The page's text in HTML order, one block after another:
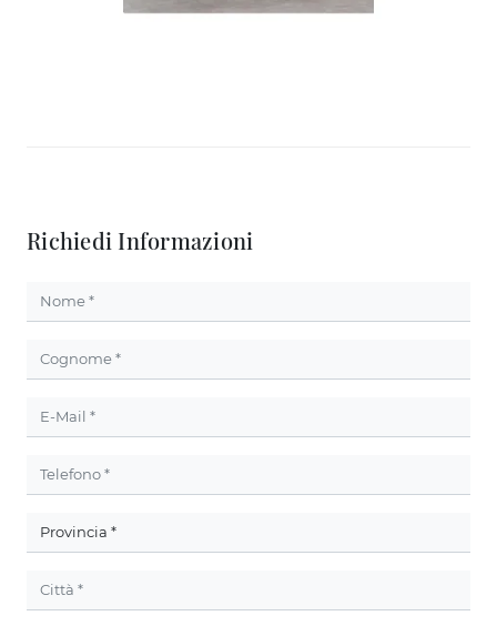
Richiedi Informazioni